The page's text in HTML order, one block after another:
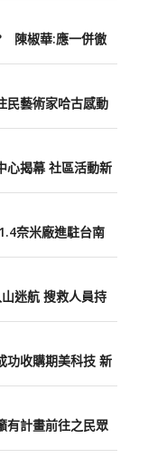
陳椒華:應一併徹
民藝術家哈古感動
心揭幕 社區活動新
奈米廠進駐台南
迷航 搜救人員持
功收購期美科技 新
計畫前往之民眾